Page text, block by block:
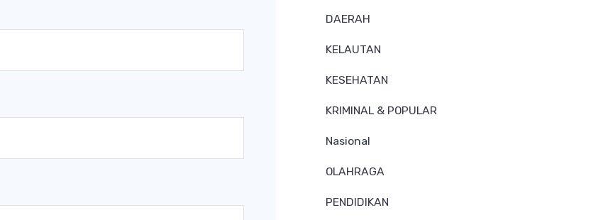
DAERAH
KELAUTAN
KESEHATAN
KRIMINAL & POPULAR
Nasional
OLAHRAGA
PENDIDIKAN